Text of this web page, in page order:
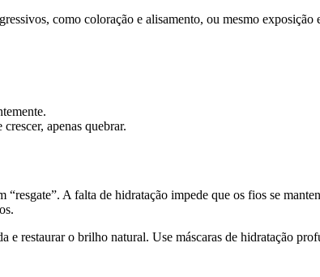
como coloração e alisamento, ou mesmo
apenas quebrar.
A falta de hidratação impede que os fios se
e restaurar o brilho natural. Use máscaras de hidratação